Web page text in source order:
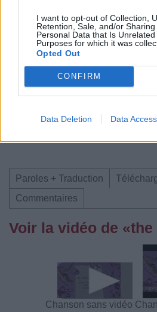
I want to opt-out of Collection,
Retention, Sale, and/or
Personal Data that Is
Purposes for which it was
Opted Out
CONFIRM
Data Deletion Data Access
Pour prolonger le plaisir
Vous aimez chanter, apprenez
Télécharger légalement les
Télécharger légalement les
Trouver un instrument de
Paroles + Traduction
Commentaires
Voir la vidéo de «​​the
Chanson sans vidéo